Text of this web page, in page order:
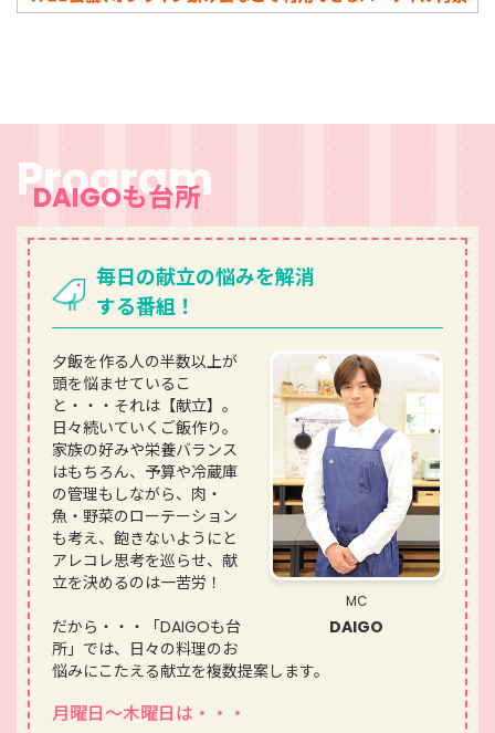
DAIGOも台所
Program
毎日の献立の悩みを解消
する番組！
MC
DAIGO
夕飯を作る人の半数以上が
頭を悩ませているこ
と・・・それは【献立】。
日々続いていくご飯作り。
家族の好みや栄養バランス
はもちろん、予算や冷蔵庫
の管理もしながら、肉・
魚・野菜のローテーション
も考え、飽きないようにと
アレコレ思考を巡らせ、献
立を決めるのは一苦労！
だから・・・「DAIGOも台
所」では、日々の料理のお
悩みにこたえる献立を複数提案します。
月曜日～木曜日は・・・